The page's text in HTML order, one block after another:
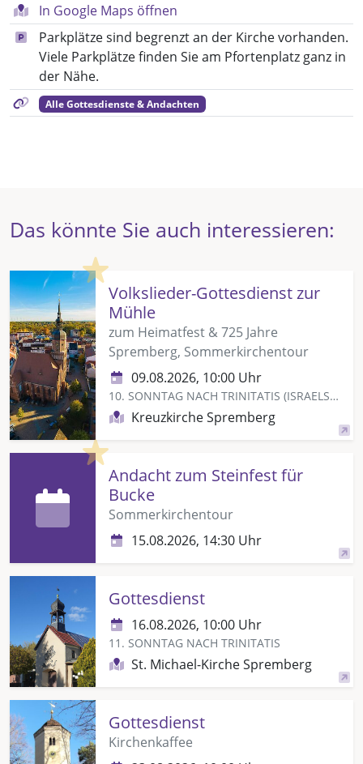
In Google Maps öffnen
Parkplätze sind begrenzt an der Kirche vorhanden.
Viele Parkplätze finden Sie am Pfortenplatz ganz in
der Nähe.
Alle Gottesdienste & Andachten
Das könnte Sie auch interessieren:
Highlight
Volkslieder-Gottesdienst zur
Mühle
zum Heimatfest & 725 Jahre
Spremberg, Sommerkirchentour
09.08.2026, 10:00 Uhr
10. SONNTAG NACH TRINITATIS (ISRAELSONNTAG)
Kreuzkirche Spremberg
Highlight
Andacht zum Steinfest für
Bucke
Sommerkirchentour
15.08.2026, 14:30 Uhr
Gottesdienst
16.08.2026, 10:00 Uhr
11. SONNTAG NACH TRINITATIS
St. Michael-Kirche Spremberg
Gottesdienst
Kirchenkaffee